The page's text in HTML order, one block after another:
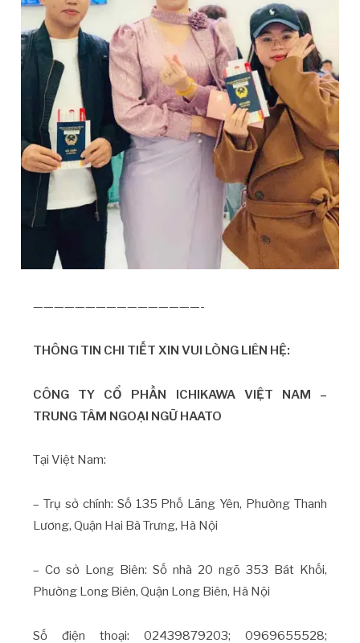
————————————————-
THÔNG TIN CHI TIẾT XIN VUI LÒNG LIÊN HỆ:
CÔNG TY CỔ PHẦN ICHIKAWA VIỆT NAM –
TRUNG TÂM NGOẠI NGỮ HAATO
Tại Việt Nam:
– Trụ sở chính: Số 135 Phố Lãng Yên, Phường Thanh
Lương, Quận Hai Bà Trưng, Hà Nội
– Cơ sở Long Biên: Số nhà 20 ngõ 353 Bát Khối,
Phường Long Biên, Quận Long Biên, Hà Nội
Số điện thoại: 02439879203; 0969655528;